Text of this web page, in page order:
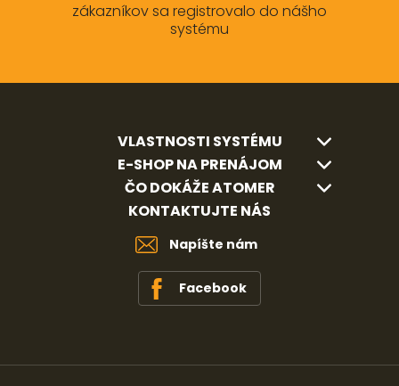
zákazníkov sa registrovalo do nášho
systému
VLASTNOSTI SYSTÉMU
E-SHOP NA PRENÁJOM
ČO DOKÁŽE ATOMER
KONTAKTUJTE NÁS
Napíšte nám
Facebook